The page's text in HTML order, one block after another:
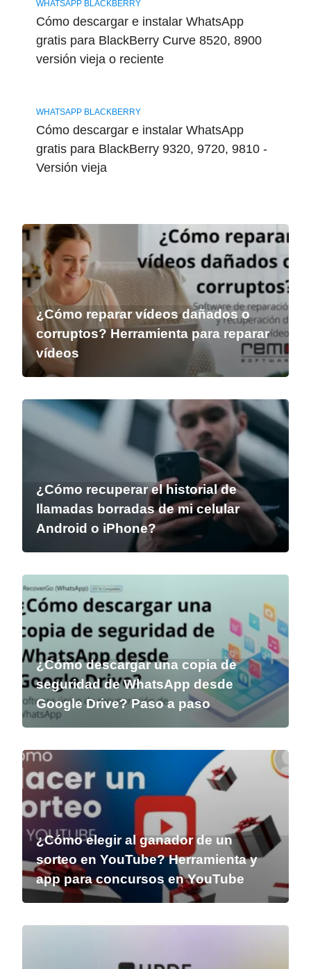
WHATSAPP BLACKBERRY
Cómo descargar e instalar WhatsApp
gratis para BlackBerry Curve 8520, 8900
versión vieja o reciente
WHATSAPP BLACKBERRY
Cómo descargar e instalar WhatsApp
gratis para BlackBerry 9320, 9720, 9810 -
Versión vieja
¿Cómo reparar vídeos dañados o
corruptos? Herramienta para reparar
vídeos
¿Cómo recuperar el historial de
llamadas borradas de mi celular
Android o iPhone?
¿Cómo descargar una copia de
seguridad de WhatsApp desde
Google Drive? Paso a paso
¿Cómo elegir al ganador de un
sorteo en YouTube? Herramienta y
app para concursos en YouTube